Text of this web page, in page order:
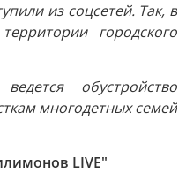
из соцсетей. Так, в
городского
обустройство
многодетных семей
LIVE"